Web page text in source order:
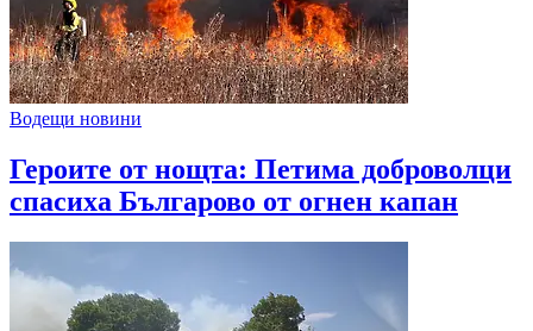
Водещи новини
Героите от нощта: Петима доброволци
спасиха Българово от огнен капан